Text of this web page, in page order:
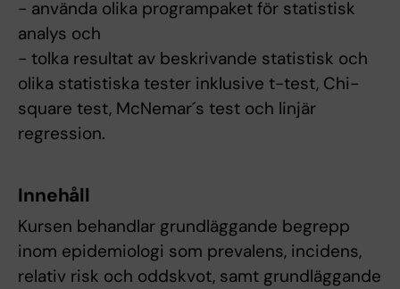
- använda olika programpaket för statistisk
analys och
- tolka resultat av beskrivande statistisk och
olika statistiska tester inklusive t-test, Chi-
square test, McNemar´s test och linjär
regression.
Innehåll
Kursen behandlar grundläggande begrepp
inom epidemiologi som prevalens, incidens,
relativ risk och oddskvot, samt grundläggande